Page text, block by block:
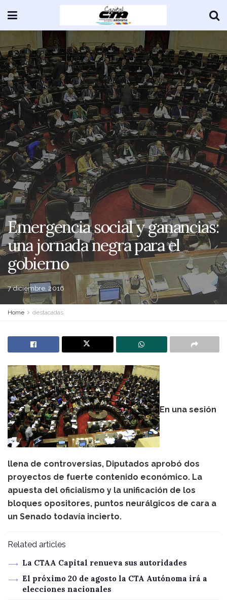
Emergencia social y ganancias:
una jornada negra para el
gobierno
7 diciembre, 2016
Home destacadas
En una sesión
llena de controversias, Diputados aprobó dos
proyectos de fuerte contenido económico. La
apuesta del oficialismo y la unificación de los
bloques opositores, puntos neurálgicos de cara a
un Senado todavía incierto.
Related articles
La CTAA Capital renueva sus autoridades
El próximo 20 de agosto la CTA Autónoma irá a
elecciones nacionales